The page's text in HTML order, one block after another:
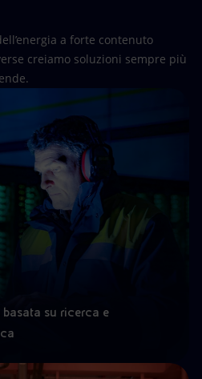
a forte contenuto
creiamo soluzioni sempre più
su ricerca e